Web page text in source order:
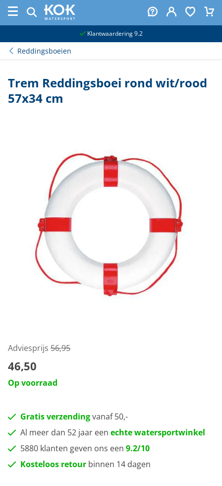
Klantwaardering 9.2
Reddingsboeien
Trem Reddingsboei rond wit/rood
57x34 cm
Adviesprijs 56,95
46,50
Op voorraad
Gratis verzendingvanaf 50,-
Al meer dan 52 jaar een echte watersportwinkel
5880 klanten geven ons een 9.2/10
Kosteloos retour binnen 14 dagen